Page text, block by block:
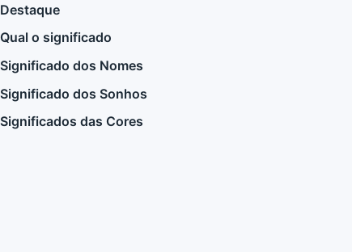
LER MAIS
Destaque
Qual o significado
Significado dos Nomes
Significado dos Sonhos
Significados das Cores